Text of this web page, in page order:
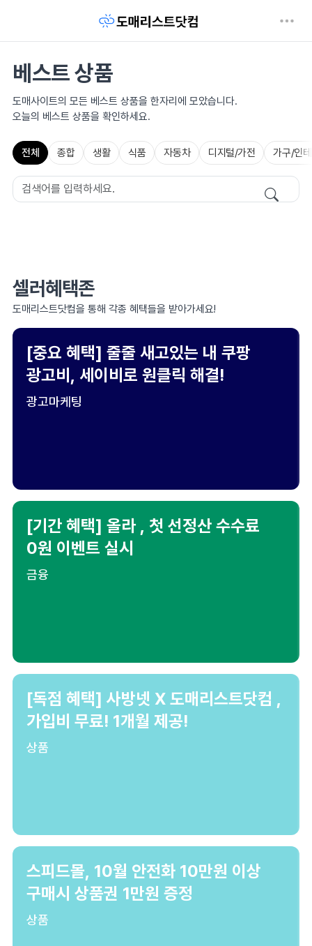
베스트 상품
도매사이트의 모든 베스트 상품을 한자리에 모았습니다.
오늘의 베스트 상품을 확인하세요.
전체 종합 생활 식품 자동차 디지털/가전 가구/인
셀러혜택존
도매리스트닷컴을 통해 각종 혜택들을 받아가세요!
[중요 혜택] 줄줄 새고있는 내 쿠팡
광고비, 세이비로 원클릭 해결!
광고마케팅
[기간 혜택] 올라 , 첫 선정산 수수료
0원 이벤트 실시
금융
[독점 혜택] 사방넷 X 도매리스트닷컴 ,
가입비 무료! 1개월 제공!
상품
스피드몰, 10월 안전화 10만원 이상
구매시 상품권 1만원 증정
상품